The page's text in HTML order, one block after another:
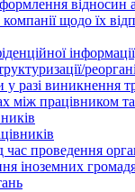
відносин
щодо їх
разі виникнення
між працівником
час проведення
іноземних